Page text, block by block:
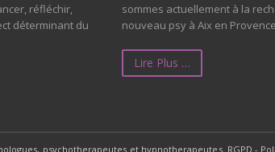
réfléchir,
déterminant du
sommes actuellement à la
nouveau psy à Aix en
Lire Plus …
psychotherapeutes et hypnotherapeutes. RGPD -